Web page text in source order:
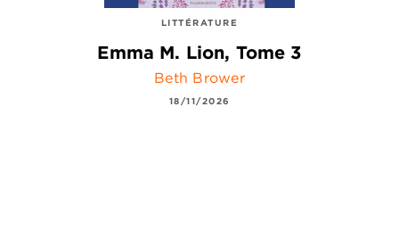
LITTÉRATURE
Emma M. Lion, Tome 3
Beth Brower
18/11/2026